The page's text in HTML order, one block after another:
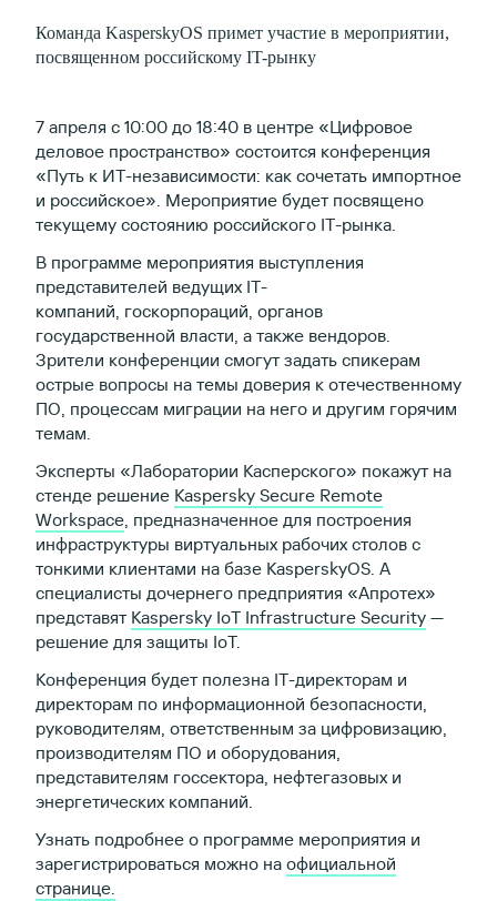
Команда KasperskyOS примет участие в мероприятии,
посвященном российскому IT-рынку
7 апреля с 10:00 до 18:40 в центре «Цифровое
деловое пространство» состоится конференция
«Путь к ИТ-независимости: как сочетать импортное
и российское». Мероприятие будет посвящено
текущему состоянию российского IT-рынка.
В программе мероприятия выступления
представителей ведущих IT-
компаний, госкорпораций, органов
государственной власти, а также вендоров.
Зрители конференции смогут задать спикерам
острые вопросы на темы доверия к отечественному
ПО, процессам миграции на него и другим горячим
темам.
Эксперты «Лаборатории Касперского» покажут на
стенде решение Kaspersky Secure Remote
Workspace, предназначенное для построения
инфраструктуры виртуальных рабочих столов с
тонкими клиентами на базе KasperskyOS. А
специалисты дочернего предприятия «Апротех»
представят Kaspersky IoT Infrastructure Security —
решение для защиты IoT.
Конференция будет полезна IT-директорам и
директорам по информационной безопасности,
руководителям, ответственным за цифровизацию,
производителям ПО и оборудования,
представителям госсектора, нефтегазовых и
энергетических компаний.
Узнать подробнее о программе мероприятия и
зарегистрироваться можно на официальной
странице.